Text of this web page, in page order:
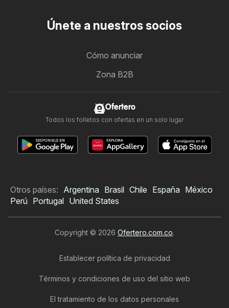
Folleto de TEMU
Únete a nuestros socios
Cómo anunciar
Zona B2B
Ofertero
Todos los folletos con ofertas en un solo lugar
Otros países: Argentina Brasil Chile España México
Perú Portugal United States
Copyright © 2026 Ofertero.com.co.
Establecer política de privacidad
Términos y condiciones de uso del sitio web
El tratamiento de los datos personales